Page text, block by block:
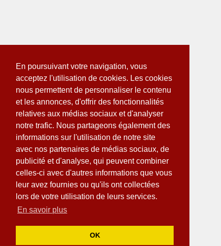
En poursuivant votre navigation, vous
acceptez l'utilisation de cookies. Les cookies
nous permettent de personnaliser le contenu
et les annonces, d'offrir des fonctionnalités
relatives aux médias sociaux et d'analyser
notre trafic. Nous partageons également des
informations sur l'utilisation de notre site
avec nos partenaires de médias sociaux, de
publicité et d'analyse, qui peuvent combiner
celles-ci avec d'autres informations que vous
leur avez fournies ou qu'ils ont collectées
lors de votre utilisation de leurs services.
En savoir plus
OK